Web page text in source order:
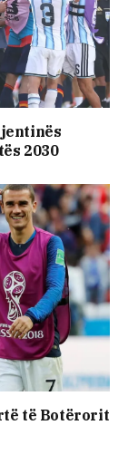
2030
të Botërorit